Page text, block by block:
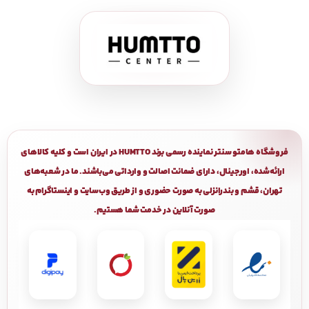
فروشگاه هامتو سنتر نماینده رسمی برند HUMTTO در ایران است و کلیه کالاهای
ارائه‌شده، اورجینال، دارای ضمانت اصالت و وارداتی می‌باشند. ما در شعبه‌های
تهران، قشم و بندرانزلی به صورت حضوری و از طریق وب‌سایت و اینستاگرام به
صورت آنلاین در خدمت شما هستیم.